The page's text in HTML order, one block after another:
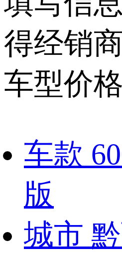
得经销
车型价格
车款
版
城市